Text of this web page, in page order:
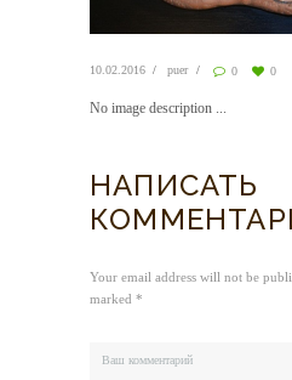
10.02.2016 puer 0 0
No image description ...
НАПИСАТЬ
Your email address will not be
marked *